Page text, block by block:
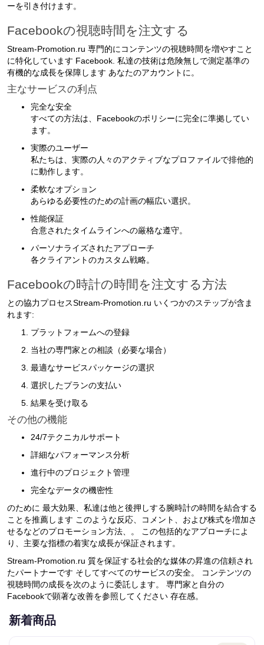
ーを引き付けます。
Facebookの視聴時間を注文する
Stream-Promotion.ru 専門的にコンテンツの視聴時間を増やすこと
に特化しています Facebook. 私達の技術は危険無しで測定基準の
有機的な成長を保障します あなたのアカウントに。
主なサービスの利点
完全な安全
すべての方法は、Facebookのポリシーに完全に準拠してい
ます。
実際のユーザー
私たちは、実際の人々のアクティブなプロファイルで排他的
に動作します。
柔軟なオプション
あらゆる必要性のための計画の幅広い選択。
性能保証
合意されたタイムラインへの厳格な遵守。
パーソナライズされたアプローチ
各クライアントのカスタム戦略。
Facebookの時計の時間を注文する方法
との協力プロセスStream-Promotion.ru いくつかのステップが含ま
れます:
プラットフォームへの登録
当社の専門家との相談（必要な場合）
最適なサービスパッケージの選択
選択したプランの支払い
結果を受け取る
その他の機能
24/7テクニカルサポート
詳細なパフォーマンス分析
進行中のプロジェクト管理
完全なデータの機密性
のために 最大効果、私達は他と後押しする腕時計の時間を結合する
ことを推薦します このような反応、コメント、および株式を増加さ
せるなどのプロモーション方法、。 この包括的なアプローチによ
り、主要な指標の着実な成長が保証されます。
Stream-Promotion.ru 質を保証する社会的な媒体の昇進の信頼され
たパートナーです そしてすべてのサービスの安全。 コンテンツの
視聴時間の成長を次のように委託します。 専門家と自分の
Facebookで顕著な改善を参照してください 存在感。
新着商品